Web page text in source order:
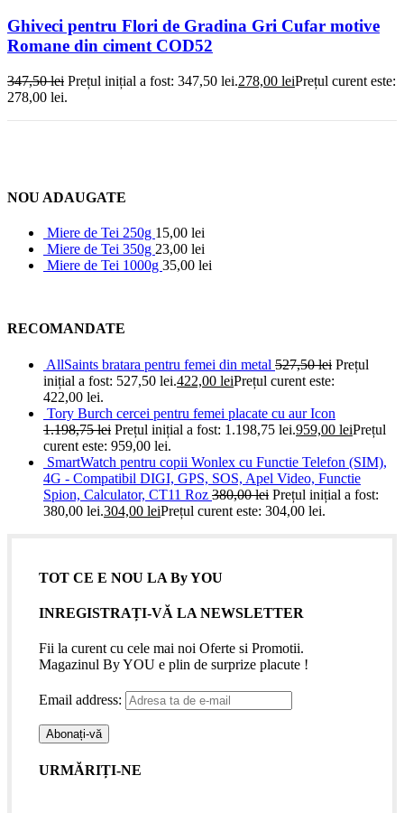
Ghiveci pentru Flori de Gradina Gri Cufar motive
Romane din ciment COD52
347,50lei Prețul inițial a fost: 347,50 lei.278,00 leiPrețul curent este:
278,00 lei.
NOU ADAUGATE
Miere de Tei 250g 15,00 lei
Miere de Tei 350g 23,00 lei
Miere de Tei 1000g 35,00 lei
RECOMANDATE
AllSaints bratara pentru femei din metal 527,50lei Prețul
inițial a fost: 527,50 lei.422,00 leiPrețul curent este:
422,00 lei.
Tory Burch cercei pentru femei placate cu aur Icon
1.198,75lei Prețul inițial a fost: 1.198,75 lei.959,00 leiPrețul
curent este: 959,00 lei.
SmartWatch pentru copii Wonlex cu Functie Telefon (SIM),
4G - Compatibil DIGI, GPS, SOS, Apel Video, Functie
Spion, Calculator, CT11 Roz 380,00lei Prețul inițial a fost:
380,00 lei.304,00 leiPrețul curent este: 304,00 lei.
TOT CE E NOU LA By YOU
INREGISTRAȚI-VĂ LA NEWSLETTER
Fii la curent cu cele mai noi Oferte si Promotii.
Magazinul By YOU e plin de surprize placute !
Email address:
URMĂRIȚI-NE